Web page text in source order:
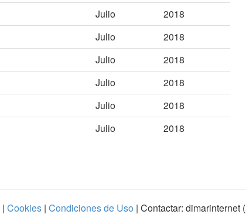
Julio
2018
Julio
2018
Julio
2018
Julio
2018
Julio
2018
Julio 2018
| Cookies | Condiciones de Uso | Contactar: dimarinternet